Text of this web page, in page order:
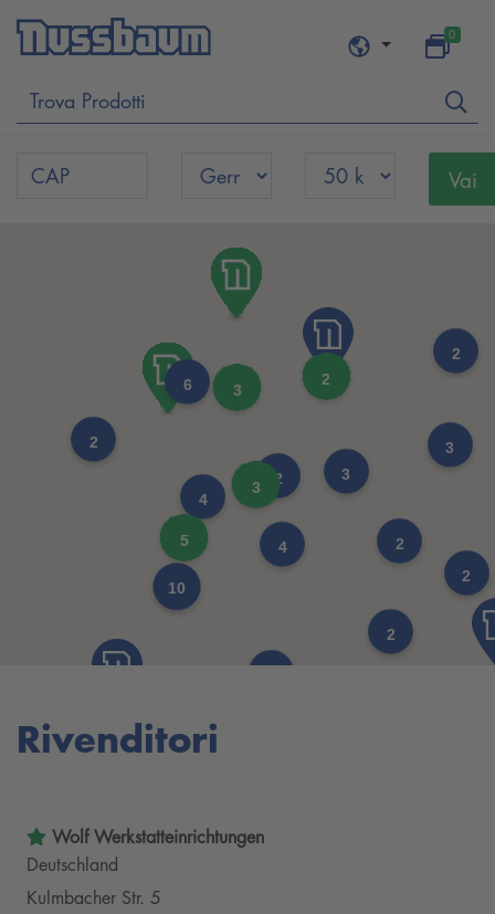
0
10
6
2
4
4
2
2
2
3
3
2
2
5
3
3
2
Rivenditori
Wolf Werkstatteinrichtungen
Deutschland
Kulmbacher Str. 5